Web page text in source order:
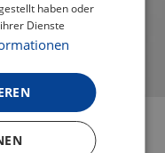
und
von verschiedenen
Skylink LIVE TV.
haben oder
Dienste